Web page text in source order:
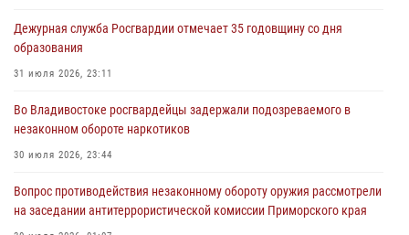
Дежурная служба Росгвардии отмечает 35 годовщину со дня
образования
31 июля 2026, 23:11
Во Владивостоке росгвардейцы задержали подозреваемого в
незаконном обороте наркотиков
30 июля 2026, 23:44
Вопрос противодействия незаконному обороту оружия рассмотрели
на заседании антитеррористической комиссии Приморского края